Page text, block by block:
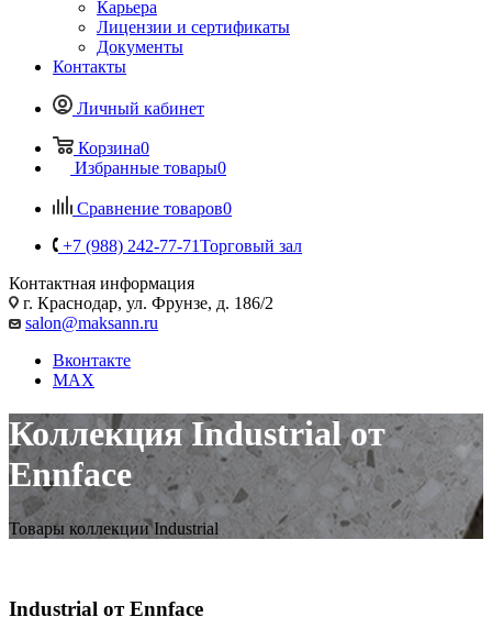
Карьера
Лицензии и сертификаты
Документы
Контакты
Личный кабинет
Корзина0
Избранные товары0
Сравнение товаров0
+7 (988) 242-77-71Торговый зал
Контактная информация
г. Краснодар, ул. Фрунзе, д. 186/2
salon@maksann.ru
Вконтакте
MAX
Коллекция Industrial от
Ennface
Товары коллекции Industrial
Industrial от Ennface